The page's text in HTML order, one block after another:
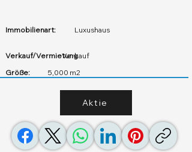
Immobilienart: Luxushaus
Verkauf/Vermietung
Verkauf
Größe:
5,000 m2
Aktie